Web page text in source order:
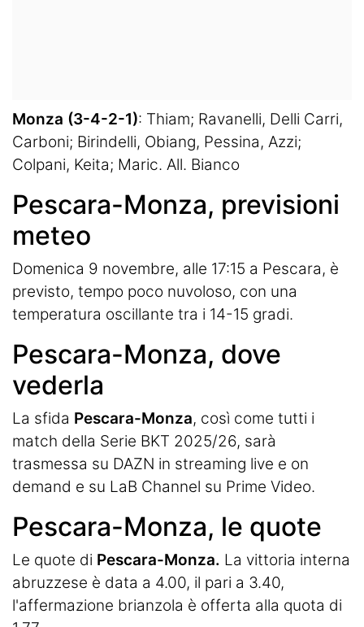
Monza (3-4-2-1): Thiam; Ravanelli, Delli Carri,
Carboni; Birindelli, Obiang, Pessina, Azzi;
Colpani, Keita; Maric. All. Bianco
Pescara-Monza, previsioni
meteo
Domenica 9 novembre, alle 17:15 a Pescara, è
previsto, tempo poco nuvoloso, con una
temperatura oscillante tra i 14-15 gradi.
Pescara-Monza, dove
vederla
La sfida Pescara-Monza, così come tutti i
match della Serie BKT 2025/26, sarà
trasmessa su DAZN in streaming live e on
demand e su LaB Channel su Prime Video.
Pescara-Monza, le quote
Le quote di Pescara-Monza. La vittoria interna
abruzzese è data a 4.00, il pari a 3.40,
l'affermazione brianzola è offerta alla quota di